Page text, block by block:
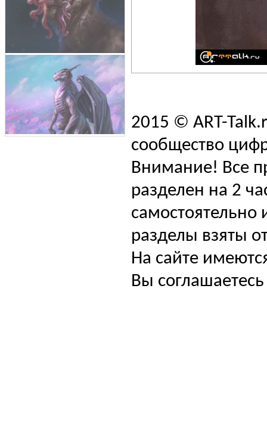
2015 © ART-
сообщество
Внимание! Все
разделен на 2
самостоятельно
разделы взяты
На сайте
Вы